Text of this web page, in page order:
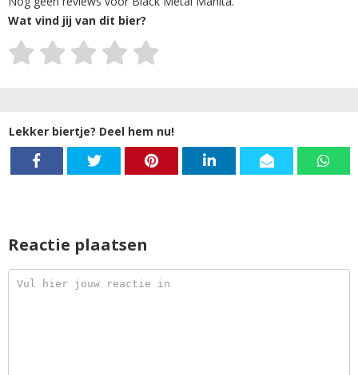
Wat vind jij van dit bier?
Lekker biertje? Deel hem nu!
Reactie plaatsen